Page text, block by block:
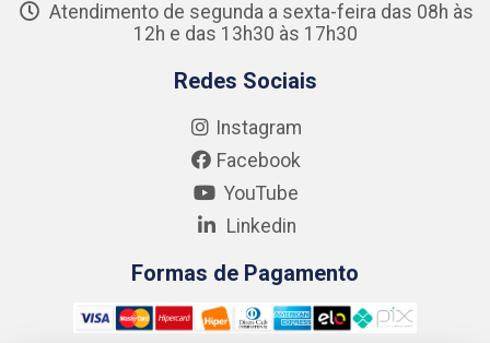
Atendimento de segunda a sexta-feira das 08h às
12h e das 13h30 às 17h30
Redes Sociais
Instagram
Facebook
YouTube
Linkedin
Formas de Pagamento